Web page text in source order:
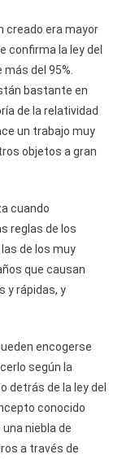
creado era mayor
confirma la ley del
del 95%.
bastante en
de la relatividad
un trabajo muy
objetos a gran
cuando
reglas de los
de los muy
que causan
y rápidas, y
encogerse
según la
detrás de la ley del
conocido
niebla de
a través de